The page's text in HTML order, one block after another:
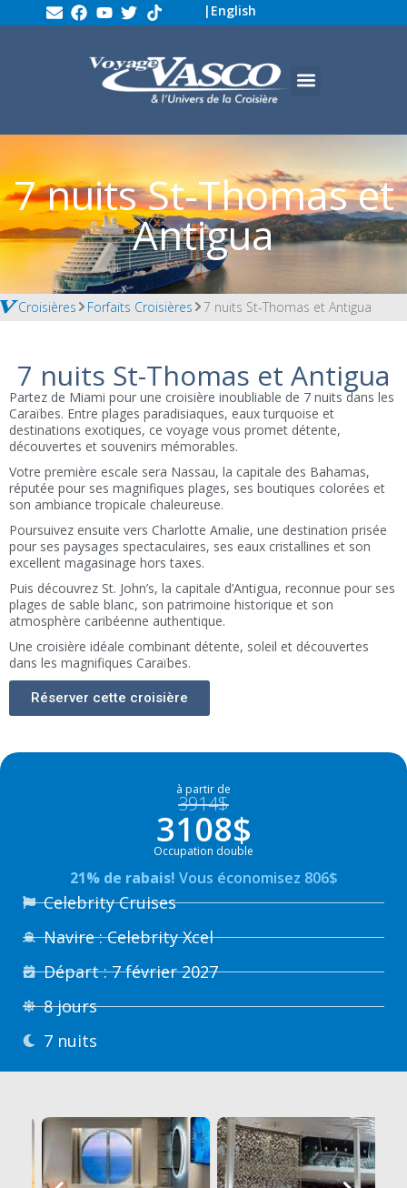
| English
7 nuits St-Thomas et
Antigua
Croisières Forfaits Croisières 7 nuits St-Thomas et Antigua
7 nuits St-Thomas et Antigua
Partez de Miami pour une croisière inoubliable de 7 nuits dans les
Caraïbes. Entre plages paradisiaques, eaux turquoise et
destinations exotiques, ce voyage vous promet détente,
découvertes et souvenirs mémorables.
Votre première escale sera Nassau, la capitale des Bahamas,
réputée pour ses magnifiques plages, ses boutiques colorées et
son ambiance tropicale chaleureuse.
Poursuivez ensuite vers Charlotte Amalie, une destination prisée
pour ses paysages spectaculaires, ses eaux cristallines et son
excellent magasinage hors taxes.
Puis découvrez St. John’s, la capitale d’Antigua, reconnue pour ses
plages de sable blanc, son patrimoine historique et son
atmosphère caribéenne authentique.
Une croisière idéale combinant détente, soleil et découvertes
dans les magnifiques Caraïbes.
Réserver cette croisière
à partir de
3914$
3108$
Occupation double
21% de rabais! Vous économisez 806$
Celebrity Cruises
Navire : Celebrity Xcel
Départ : 7 février 2027
8 jours
7 nuits